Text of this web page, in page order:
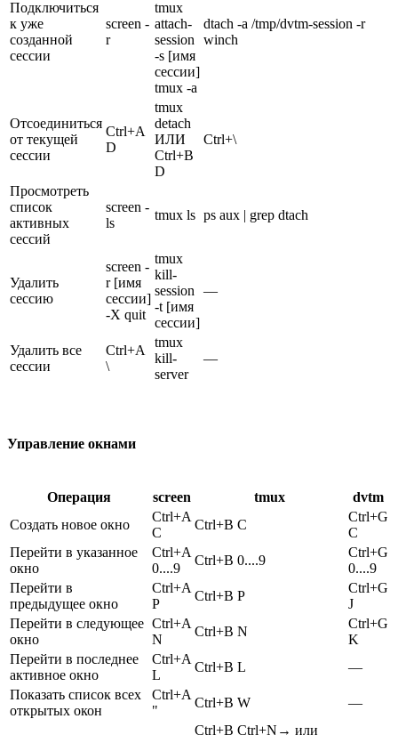
Подключиться
к уже
созданной
сессии
screen -
r
tmux
attach-
session
-s [имя
сессии]
tmux -a
dtach -a /tmp/dvtm-session -r
winch
Отсоединиться
от текущей
сессии
Ctrl+A
D
tmux
detach
ИЛИ
Ctrl+B
D
Ctrl+\
Просмотреть
список
активных
сессий
screen -
ls
tmux ls ps aux | grep dtach
Удалить
сессию
screen -
r [имя
сессии]
-X quit
tmux
kill-
session
-t [имя
сессии]
—
Удалить все
сессии
Ctrl+A
\
tmux
kill-
server
—
Управление окнами
Операция screen tmux
dvtm
Cоздать новое окно
Ctrl+A
C
Ctrl+B C
Ctrl+G
C
Перейти в указанное
окно
Ctrl+A
0....9
Ctrl+B 0....9
Ctrl+G
0....9
Перейти в
предыдущее окно
Ctrl+A
P
Ctrl+B P
Ctrl+G
J
Перейти в следующее
окно
Ctrl+A
N
Ctrl+B N
Ctrl+G
K
Перейти в последнее
активное окно
Ctrl+A
L
Ctrl+B L
—
Показать список всех
открытых окон
Ctrl+A
"
Ctrl+B W —
Ctrl+B Ctrl+N→ или